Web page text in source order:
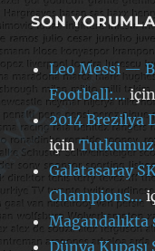
SON
Leo Messi —
Football:…için
2014 Brezilya
için
Galatasaray
Champions…
Magandalıkta
Dünya